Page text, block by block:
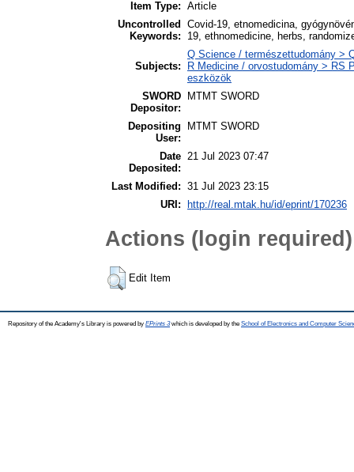
Item Type: Article
Uncontrolled
Keywords:
Covid-19, etnomedicina,
19, ethnomedicine, herbs,
Subjects:
Q Science / természettudomány >
R Medicine / orvostudomány > RS
eszközök
SWORD
Depositor:
MTMT SWORD
Depositing
User:
MTMT SWORD
Date
Deposited:
21 Jul 2023 07:47
Last Modified: 31 Jul 2023 23:15
URI:
http://real.mtak.hu/id/eprint/170236
Actions (login required)
Edit Item
Repository of the Academy's Library is powered by EPrints 3which is developed by the School of Electronics and Computer